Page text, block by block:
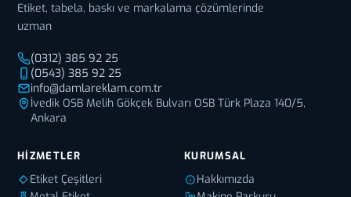
Etiket, tabela, baskı ve markalama çözümlerinde
uzman
(0312) 385 92 25
(0543) 385 92 25
info@damlareklam.com.tr
İvedik OSB Melih Gökçek Bulvarı OSB Türk Plaza 140/5,
Ankara
HIZMETLER
Etiket Çeşitleri
KURUMSAL
Hakkımızda